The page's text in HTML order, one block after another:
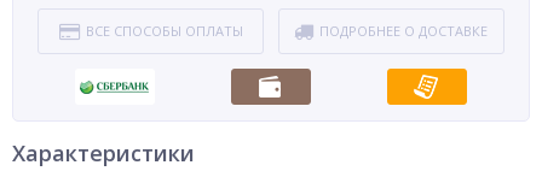
ВСЕ СПОСОБЫ ОПЛАТЫ ПОДРОБНЕЕ О ДОСТАВКЕ
Характеристики